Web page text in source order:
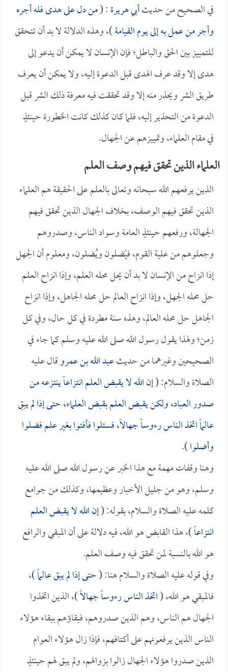
في الصحيح من حديثأبي هريرة: (من دل على هدى فله أجره
وأجر من عمل به إلى يوم القيامة)، وهذه الدلالة لا بد أن تتحقق
للتمييز بين الحق والباطل؛ فإن الإنسان لا يمكن أن يدعو إلى
هدى إلا وقد عرف الهدى قبل الدعوة إليه، ولا يمكن أن يعرف
طريق الشر ويحذر منه إلا وقد تحققت فيه معرفة ذلك الشر قبل
الدعوة من التحذير إليه، فلما كان كذلك كانت الخطورة حينئذٍ
في مقام العلماء، وتمييزهم عن الجهال.
العلماء الذين تحقق فيهم وصف العلم
الذين يرفعهم الله سبحانه وتعالى بالعلم على الحقيقة هم العلماء
الذين تحقق فيهم الوصف، بخلاف الجهال الذين تحقق فيهم
الجهالة، ورفعهم حينئذٍ العامة وسواد الناس، وصدروهم
وجعلوهم من علية القوم، فيَضلون ويُضلون، ومعلوم أن الجهل
إذا انزاح من الإنسان لا بد أن يحل محله العلم، وإذا انزاح العلم
حل محله الجهل، وإذا انزاح العالم حل محله الجاهل، وإذا انزاح
الجاهل حل محله العالم، وهذه سنة مطردة في كل حال، وفي كل
زمن؛ ولهذا يقول رسول الله صلى الله عليه وسلم كما جاء في
الصحيحين وغيرهما من حديثعبد الله بن عمروقال عليه
الصلاة والسلام: (إن الله لا يقبض العلم انتزاعاً ينتزعه من
صدور العباد، ولكن يقبض العلم بقبض العلماء، حتى إذا لم يبقِ
عالماً اتخذ الناس رءوساً جهالاً، فسئلوا فأفتوا بغير علم فضلوا
وأضلوا).
وهنا وقفات مهمة مع هذا الخبر عن رسول الله صلى الله عليه
وسلم، وهو من جليل الأخبار وعظيمها، وكذلك من جوامع
كلمه عليه الصلاة والسلام، بقوله: (إن الله لا يقبض العلم
انتزاعاً)، هذا القابض هو الله، فيه دلالة على أن المبقي والرافع
هو الله بالنسبة لمن تحقق فيه وصف العلم.
وفي قوله عليه الصلاة والسلام هنا: (حتى إذا لم يبق عالماً)،
فالمبقي هو الله، (اتخذ الناس رءوساً جهالاً)، الذين اتخذوا
الجهال هم الناس، وهم الذين صدروهم، فبقاؤهم ببقاء هؤلاء
الناس الذين يرفعونهم على أكتافهم، فإذا زال هؤلاء العوام
الذين صدروا هؤلاء الجهال زالوا بزوالهم، ولم يبق لهم حينئذٍ